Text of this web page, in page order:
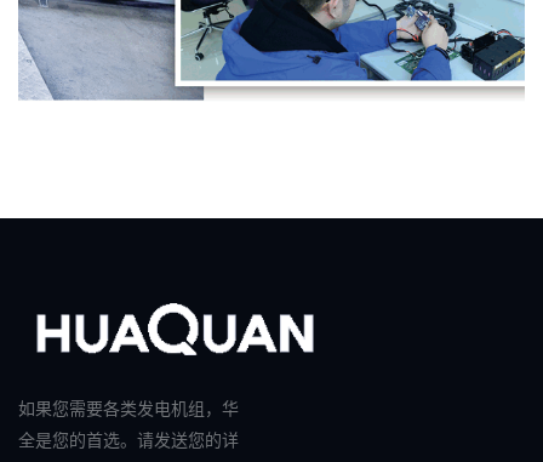
如果您需要各类发电机组，华
全是您的首选。请发送您的详